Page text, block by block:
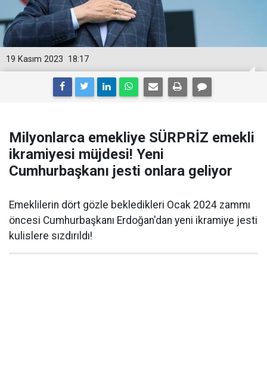
18:17
19 Kasım 2023
Milyonlarca emekliye SÜRPRİZ emekli
ikramiyesi müjdesi! Yeni
Cumhurbaşkanı jesti onlara geliyor
Emeklilerin dört gözle bekledikleri Ocak 2024 zammı
öncesi Cumhurbaşkanı Erdoğan'dan yeni ikramiye jesti
kulislere sızdırıldı!